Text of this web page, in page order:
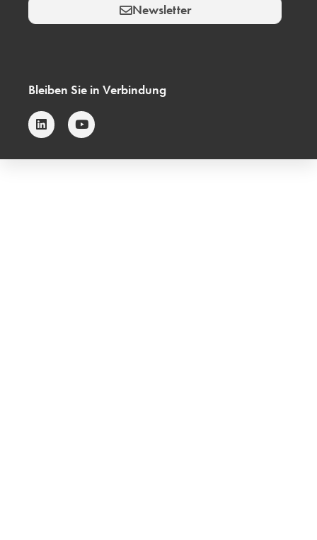
Newsletter
Bleiben Sie in Verbindung